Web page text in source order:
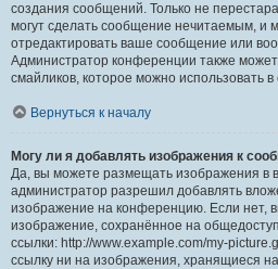
создания сообщений. Только не
могут сделать сообщение нечитаемым, и
отредактировать ваше сообщение или
Администратор конференции также может
смайликов, которое можно использовать
Вернуться к началу
Могу ли я добавлять изображения к
Да, вы можете размещать изображения в
администратор разрешил добавлять
изображение на конференцию. Если нет,
изображение, сохранённое на
ссылки: http://www.example.com/my-
ссылку ни на изображения, хранящиеся